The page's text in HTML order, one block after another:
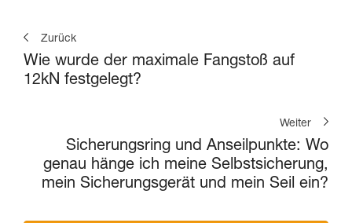
Zurück
Wie wurde der maximale Fangstoß auf
12kN festgelegt?
Weiter
Sicherungsring und Anseilpunkte: Wo
genau hänge ich meine Selbstsicherung,
mein Sicherungsgerät und mein Seil ein?